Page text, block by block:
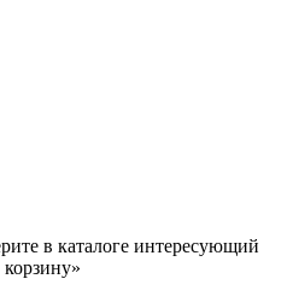
в каталоге интересующий